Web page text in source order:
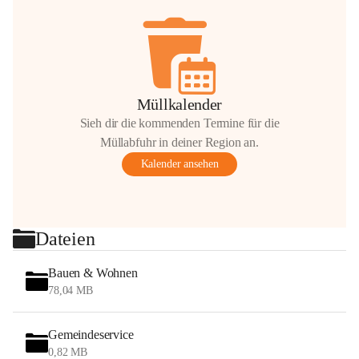
Müllkalender
Sieh dir die kommenden Termine für die
Müllabfuhr in deiner Region an.
Kalender ansehen
Dateien
Bauen & Wohnen
78,04 MB
Gemeindeservice
0,82 MB